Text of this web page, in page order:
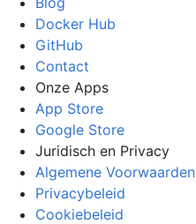
Docker Hub
GitHub
Contact
Onze Apps
App Store
Google Store
Juridisch en Privacy
Algemene Voorwaarden
Privacybeleid
Cookiebeleid